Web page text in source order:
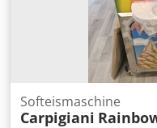
Softeismaschine
Carpigiani